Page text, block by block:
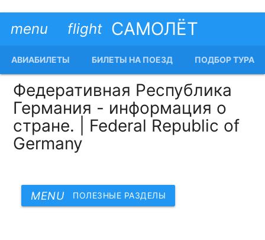
flight САМОЛЁТ
menu
АВИАБИЛЕТЫ БИЛЕТЫ НА ПОЕЗД ПОДБОР ТУРА
Федеративная Республика
Германия - информация о
стране. | Federal Republic of
Germany
MENU ПОЛЕЗНЫЕ РАЗДЕЛЫ